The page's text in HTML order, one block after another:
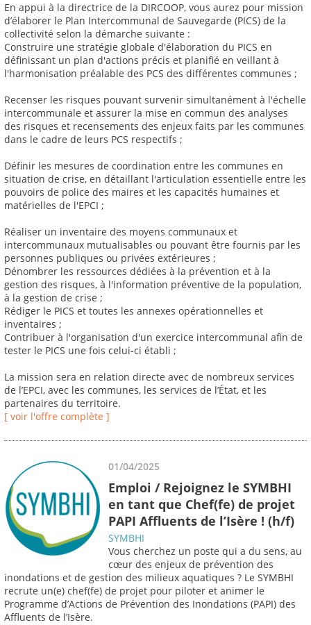
En appui à la directrice de la DIRCOOP, vous aurez pour mission
d’élaborer le Plan Intercommunal de Sauvegarde (PICS) de la
collectivité selon la démarche suivante :
Construire une stratégie globale d'élaboration du PICS en
définissant un plan d'actions précis et planifié en veillant à
l'harmonisation préalable des PCS des différentes communes ;
Recenser les risques pouvant survenir simultanément à l'échelle
intercommunale et assurer la mise en commun des analyses
des risques et recensements des enjeux faits par les communes
dans le cadre de leurs PCS respectifs ;
Définir les mesures de coordination entre les communes en
situation de crise, en détaillant l'articulation essentielle entre les
pouvoirs de police des maires et les capacités humaines et
matérielles de l'EPCI ;
Réaliser un inventaire des moyens communaux et
intercommunaux mutualisables ou pouvant être fournis par les
personnes publiques ou privées extérieures ;
Dénombrer les ressources dédiées à la prévention et à la
gestion des risques, à l'information préventive de la population,
à la gestion de crise ;
Rédiger le PICS et toutes les annexes opérationnelles et
inventaires ;
Contribuer à l'organisation d'un exercice intercommunal afin de
tester le PICS une fois celui-ci établi ;
La mission sera en relation directe avec de nombreux services
de l’EPCI, avec les communes, les services de l’État, et les
partenaires du territoire.
[ voir l'offre complète ]
01/04/2025
Emploi / Rejoignez le SYMBHI
en tant que Chef(fe) de projet
PAPI Affluents de l’Isère ! (h/f)
SYMBHI
Vous cherchez un poste qui a du sens, au
cœur des enjeux de prévention des
inondations et de gestion des milieux aquatiques ? Le SYMBHI
recrute un(e) chef(fe) de projet pour piloter et animer le
Programme d’Actions de Prévention des Inondations (PAPI) des
Affluents de l’Isère.